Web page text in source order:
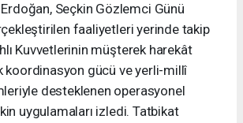
Seçkin Gözlemci Günü
faaliyetleri yerinde takip
Kuvvetlerinin müşterek harekât
koordinasyon gücü ve yerli-millî
desteklenen operasyonel
uygulamaları izledi. Tatbikat